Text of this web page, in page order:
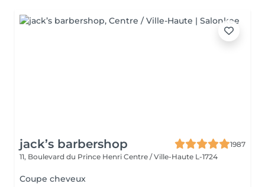
jack’s barbershop
1987
11, Boulevard du Prince Henri Centre / Ville-Haute L-1724
Coupe cheveux